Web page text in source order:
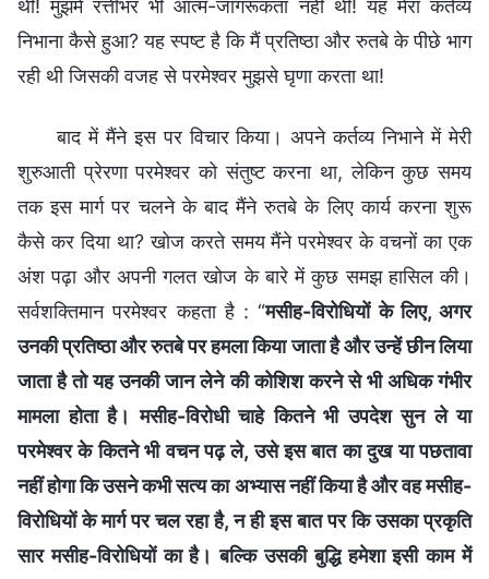
थी! मुझमें रत्तीभर भी आत्म-जागरूकता नहीं थी! यह मेरा कर्तव्य
निभाना कैसे हुआ? यह स्पष्ट है कि मैं प्रतिष्ठा और रुतबे के पीछे भाग
रही थी जिसकी वजह से परमेश्वर मुझसे घृणा करता था!
बाद में मैंने इस पर विचार किया। अपने कर्तव्य निभाने में मेरी
शुरुआती प्रेरणा परमेश्वर को संतुष्ट करना था, लेकिन कुछ समय
तक इस मार्ग पर चलने के बाद मैंने रुतबे के लिए कार्य करना शुरू
कैसे कर दिया था? खोज करते समय मैंने परमेश्वर के वचनों का एक
अंश पढ़ा और अपनी गलत खोज के बारे में कुछ समझ हासिल की।
सर्वशक्तिमान परमेश्वर कहता है : “मसीह-विरोधियों के लिए, अगर
उनकी प्रतिष्ठा और रुतबे पर हमला किया जाता है और उन्हें छीन लिया
जाता है तो यह उनकी जान लेने की कोशिश करने से भी अधिक गंभीर
मामला होता है। मसीह-विरोधी चाहे कितने भी उपदेश सुन ले या
परमेश्वर के कितने भी वचन पढ़ ले, उसे इस बात का दुख या पछतावा
नहीं होगा कि उसने कभी सत्य का अभ्यास नहीं किया है और वह मसीह-
विरोधियों के मार्ग पर चल रहा है, न ही इस बात पर कि उसका प्रकृति
सार मसीह-विरोधियों का है। बल्कि उसकी बुद्धि हमेशा इसी काम में